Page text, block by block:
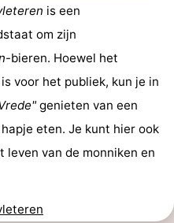
is een
om zijn
-bieren. Hoewel het
voor het publiek, kun je in
genieten van een
eten. Je kunt hier ook
leven van de monniken en